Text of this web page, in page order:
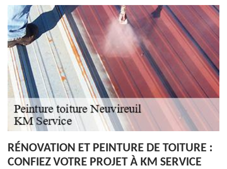
RÉNOVATION ET PEINTURE DE TOITURE :
CONFIEZ VOTRE PROJET À KM SERVICE